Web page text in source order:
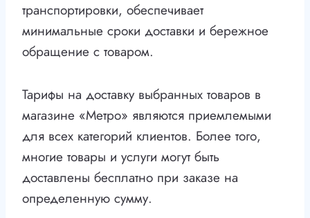
транспортировки, обеспечивает
минимальные сроки доставки и бережное
обращение с товаром.
Тарифы на доставку выбранных товаров в
магазине «Метро» являются приемлемыми
для всех категорий клиентов. Более того,
многие товары и услуги могут быть
доставлены бесплатно при заказе на
определенную сумму.